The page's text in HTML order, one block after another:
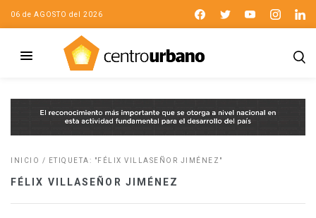
06 de AGOSTO del 2026
INICIO / ETIQUETA: "FÉLIX VILLASEÑOR JIMÉNEZ"
FÉLIX VILLASEÑOR JIMÉNEZ